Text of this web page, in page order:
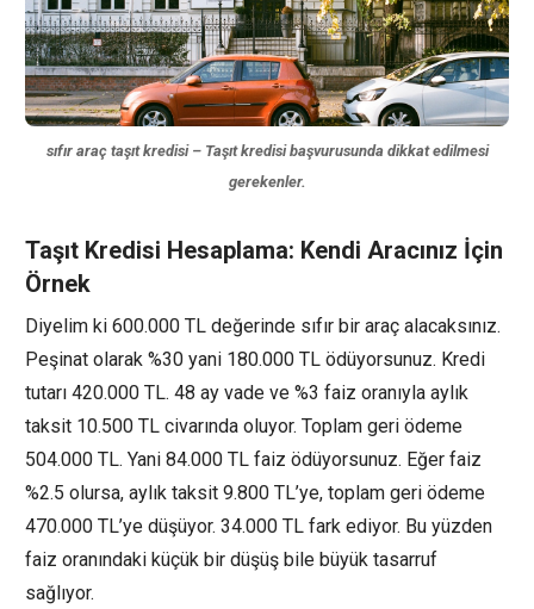
sıfır araç taşıt kredisi – Taşıt kredisi başvurusunda dikkat edilmesi
gerekenler.
Taşıt Kredisi Hesaplama: Kendi Aracınız İçin
Örnek
Diyelim ki 600.000 TL değerinde sıfır bir araç alacaksınız.
Peşinat olarak %30 yani 180.000 TL ödüyorsunuz. Kredi
tutarı 420.000 TL. 48 ay vade ve %3 faiz oranıyla aylık
taksit 10.500 TL civarında oluyor. Toplam geri ödeme
504.000 TL. Yani 84.000 TL faiz ödüyorsunuz. Eğer faiz
%2.5 olursa, aylık taksit 9.800 TL’ye, toplam geri ödeme
470.000 TL’ye düşüyor. 34.000 TL fark ediyor. Bu yüzden
faiz oranındaki küçük bir düşüş bile büyük tasarruf
sağlıyor.